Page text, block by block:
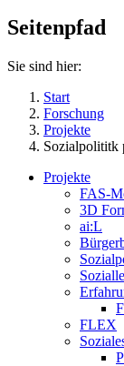
Seitenpfad
Sie sind hier:
Start
Forschung
Projekte
Sozialpolititk
Projekte
FAS-
3D
ai:L
FLEX